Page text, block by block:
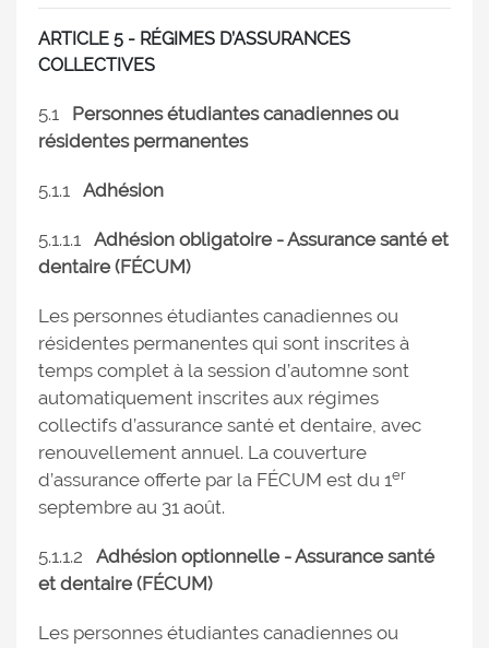
ARTICLE 5 - RÉGIMES D’ASSURANCES
COLLECTIVES
5.1 Personnes étudiantes canadiennes ou
résidentes permanentes
5.1.1 Adhésion
5.1.1.1 Adhésion obligatoire - Assurance santé et
dentaire (FÉCUM)
Les personnes étudiantes canadiennes ou
résidentes permanentes qui sont inscrites à
temps complet à la session d’automne sont
automatiquement inscrites aux régimes
collectifs d’assurance santé et dentaire, avec
renouvellement annuel. La couverture
d’assurance offerte par la FÉCUM est du 1er
septembre au 31 août.
5.1.1.2 Adhésion optionnelle - Assurance santé
et dentaire (FÉCUM)
Les personnes étudiantes canadiennes ou